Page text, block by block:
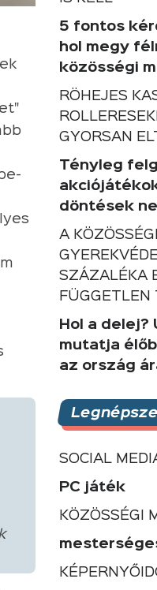
5 fontos
hol megy
közösségi
RÖHEJES
GYORSAN
Tényleg
döntések
A
SZÁZALÉKA
FÜGGETLEN
Hol a delej?
mutatja
az ország
SOCIAL
PC játék
KÖZÖSSÉGI